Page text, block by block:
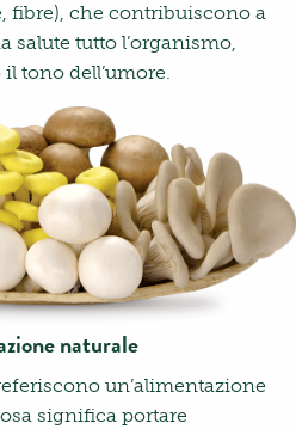
fibre), che contribuiscono a
salute tutto l’organismo,
tono dell’umore.
naturale
un’alimentazione
significa portare